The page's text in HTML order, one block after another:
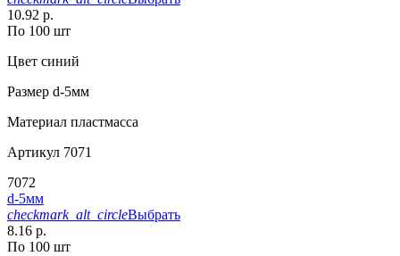
10.92 р.
По 100 шт
Цвет синий
Размер d-5мм
Материал пластмасса
Артикул 7071
7072
d-5мм
checkmark_alt_circleВыбрать
8.16 р.
По 100 шт